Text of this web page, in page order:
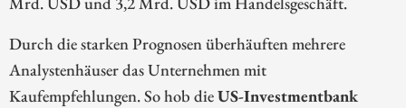
Durch die starken Prognosen überhäuften mehrere
Analystenhäuser das Unternehmen mit
Kaufempfehlungen. So hob dieUS-Investmentbank